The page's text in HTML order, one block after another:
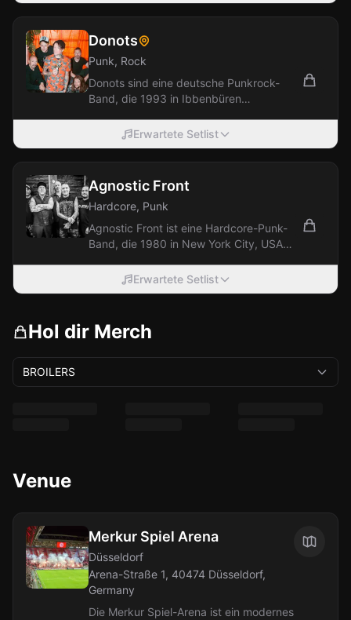
Donots
Punk, Rock
Donots sind eine deutsche Punkrock-
Band, die 1993 in Ibbenbüren
erfolgreichsten...Erwartete Setlist
Agnostic Front
Hardcore, Punk
Agnostic Front ist eine Hardcore-Punk-
Band, die 1980 in New York City, USA,
Erwartete Setlist
Hol dir Merch
BROILERS
Venue
Merkur Spiel Arena
Düsseldorf
Arena-Straße 1, 40474 Düsseldorf,
Germany
Die Merkur Spiel-Arena ist ein modernes